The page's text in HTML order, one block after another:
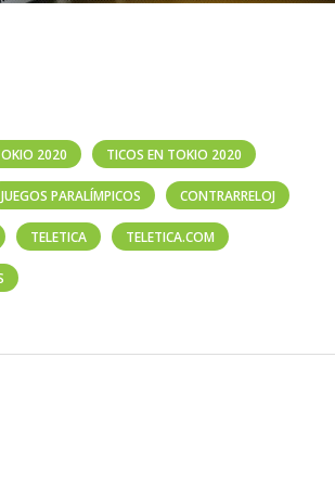
2020 TICOS EN TOKIO 2020
JUEGOS PARALÍMPICOS CONTRARRELOJ
TELETICA TELETICA.COM